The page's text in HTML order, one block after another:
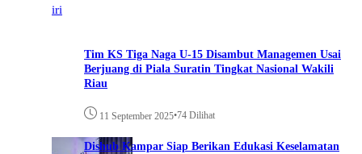
Tim KS Tiga Naga U-15 Disambut Managemen Usai
Berjuang di Piala Suratin Tingkat Nasional Wakili
Riau
11 September 2025•74 Dilihat
Dishub Kampar Siap Berikan Edukasi Keselamatan